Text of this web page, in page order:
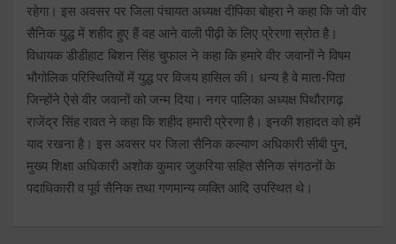
रहेगा। इस अवसर पर जिला पंचायत अध्यक्ष दीपिका बोहरा ने कहा कि जो वीर
सैनिक युद्ध में शहीद हुए हैं वह आने वाली पीढ़ी के लिए प्रेरणा स्रोत है।
विधायक डीडीहाट बिशन सिंह चुफाल ने कहा कि हमारे वीर जवानों ने विषम
भौगोलिक परिस्थितियों में युद्ध पर विजय हासिल की। धन्य है वे माता-पिता
जिन्होंने ऐसे वीर जवानों को जन्म दिया। नगर पालिका अध्यक्ष पिथौरागढ़
राजेंद्र सिंह रावत ने कहा कि शहीद हमारी प्रेरणा है। इनकी शहादत को हमें
याद रखना है। इस अवसर पर जिला सैनिक कल्याण अधिकारी सीबी पुन,
मुख्य शिक्षा अधिकारी अशोक कुमार जुकरिया सहित सैनिक संगठनों के
पदाधिकारी व पूर्व सैनिक तथा गणमान्य व्यक्ति आदि उपस्थित थे।